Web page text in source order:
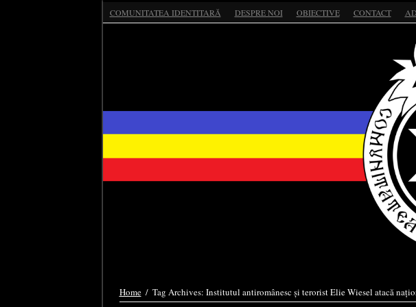
COMUNITATEA IDENTITARĂ DESPRE NOI OBIECTIVE CONTACT
Home / Tag Archives: Institutul antiromânesc și terorist Elie Wiesel atacă